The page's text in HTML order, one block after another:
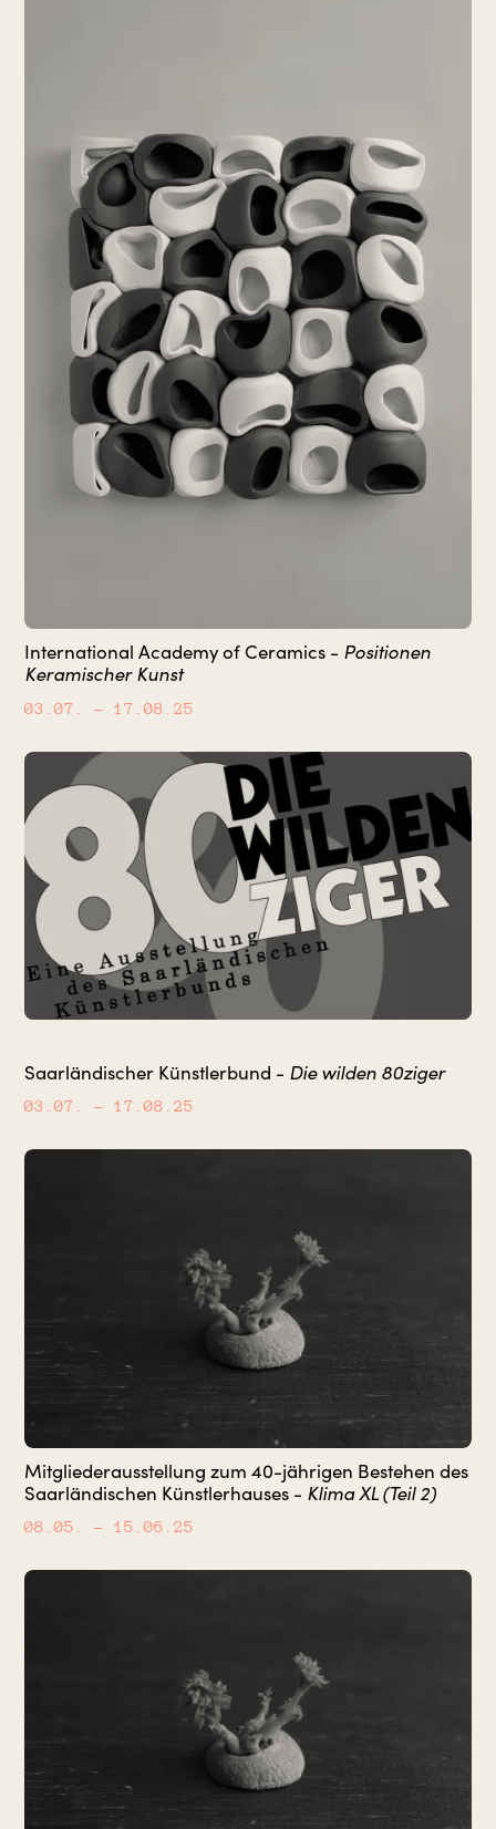
International Academy of Ceramics - Positionen
Keramischer Kunst
03.07. – 17.08.25
Saarländischer Künstlerbund - Die wilden 80ziger
03.07. – 17.08.25
Mitgliederausstellung zum 40-jährigen Bestehen des
Saarländischen Künstlerhauses - Klima XL (Teil 2)
08.05. – 15.06.25